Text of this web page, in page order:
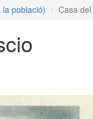
la població) Casa